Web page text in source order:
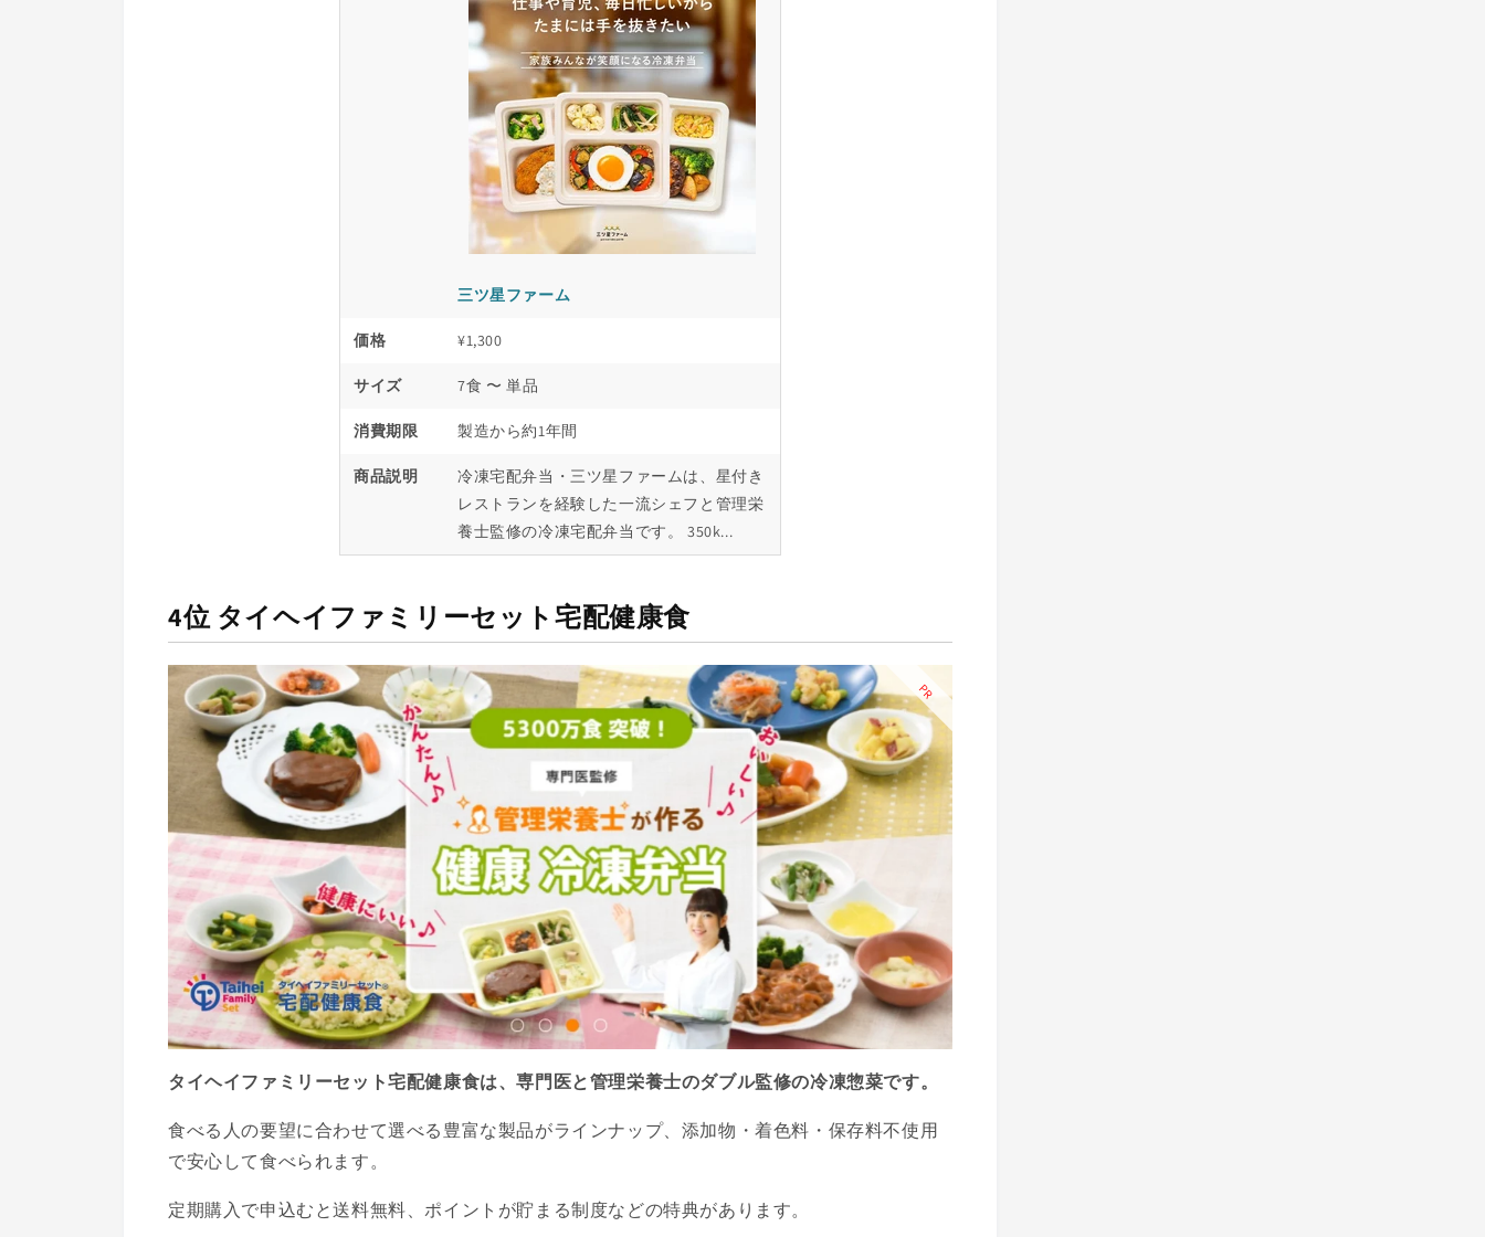
三ツ星ファーム
価格 ¥1,300
サイズ 7食 〜 単品
消費期限 製造から約1年間
商品説明
冷凍宅配弁当・三ツ星ファームは、星付き
レストランを経験した一流シェフと管理栄
養士監修の冷凍宅配弁当です。 350k...
4位 タイヘイファミリーセット宅配健康食
PR
タイヘイファミリーセット宅配健康食は、専門医と管理栄養士のダブル監修の冷凍惣菜です。
食べる人の要望に合わせて選べる豊富な製品がラインナップ、添加物・着色料・保存料不使用
で安心して食べられます。
定期購入で申込むと送料無料、ポイントが貯まる制度などの特典があります。